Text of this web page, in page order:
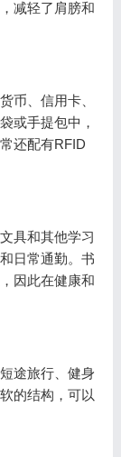
减轻了肩膀和
、信用卡、
或手提包中，
还配有RFID
具和其他学习
日常通勤。书
因此在健康和
途旅行、健身
的结构，可以